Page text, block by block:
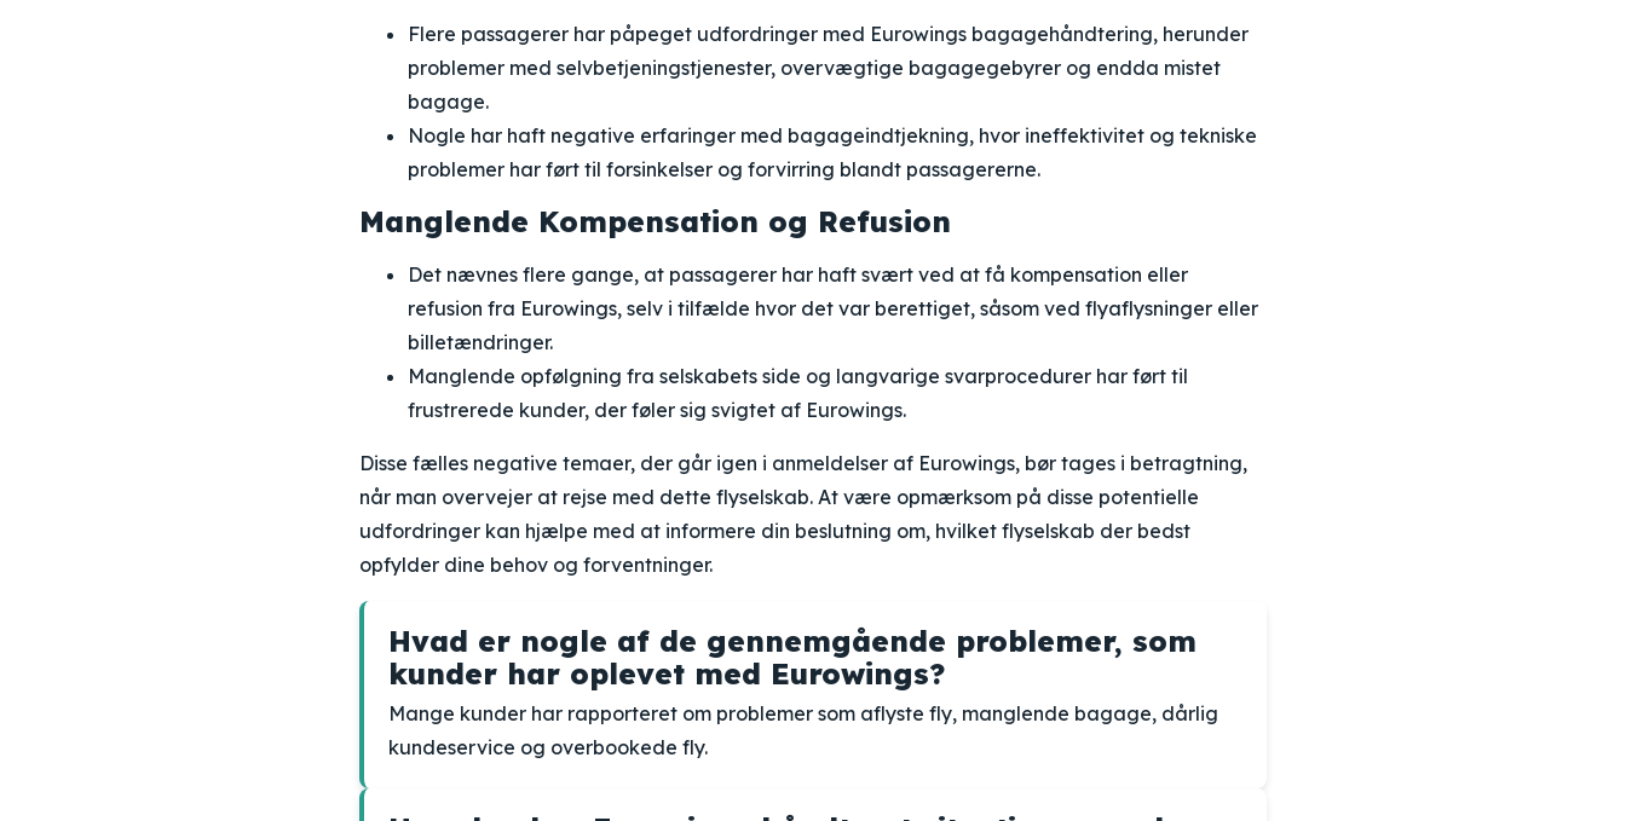
Flere passagerer har påpeget udfordringer med Eurowings bagagehåndtering, herunder
problemer med selvbetjeningstjenester, overvægtige bagagegebyrer og endda mistet
bagage.
Nogle har haft negative erfaringer med bagageindtjekning, hvor ineffektivitet og tekniske
problemer har ført til forsinkelser og forvirring blandt passagererne.
Manglende Kompensation og Refusion
Det nævnes flere gange, at passagerer har haft svært ved at få kompensation eller
refusion fra Eurowings, selv i tilfælde hvor det var berettiget, såsom ved flyaflysninger eller
billetændringer.
Manglende opfølgning fra selskabets side og langvarige svarprocedurer har ført til
frustrerede kunder, der føler sig svigtet af Eurowings.
Disse fælles negative temaer, der går igen i anmeldelser af Eurowings, bør tages i betragtning,
når man overvejer at rejse med dette flyselskab. At være opmærksom på disse potentielle
udfordringer kan hjælpe med at informere din beslutning om, hvilket flyselskab der bedst
opfylder dine behov og forventninger.
Hvad er nogle af de gennemgående problemer, som
kunder har oplevet med Eurowings?
Mange kunder har rapporteret om problemer som aflyste fly, manglende bagage, dårlig
kundeservice og overbookede fly.